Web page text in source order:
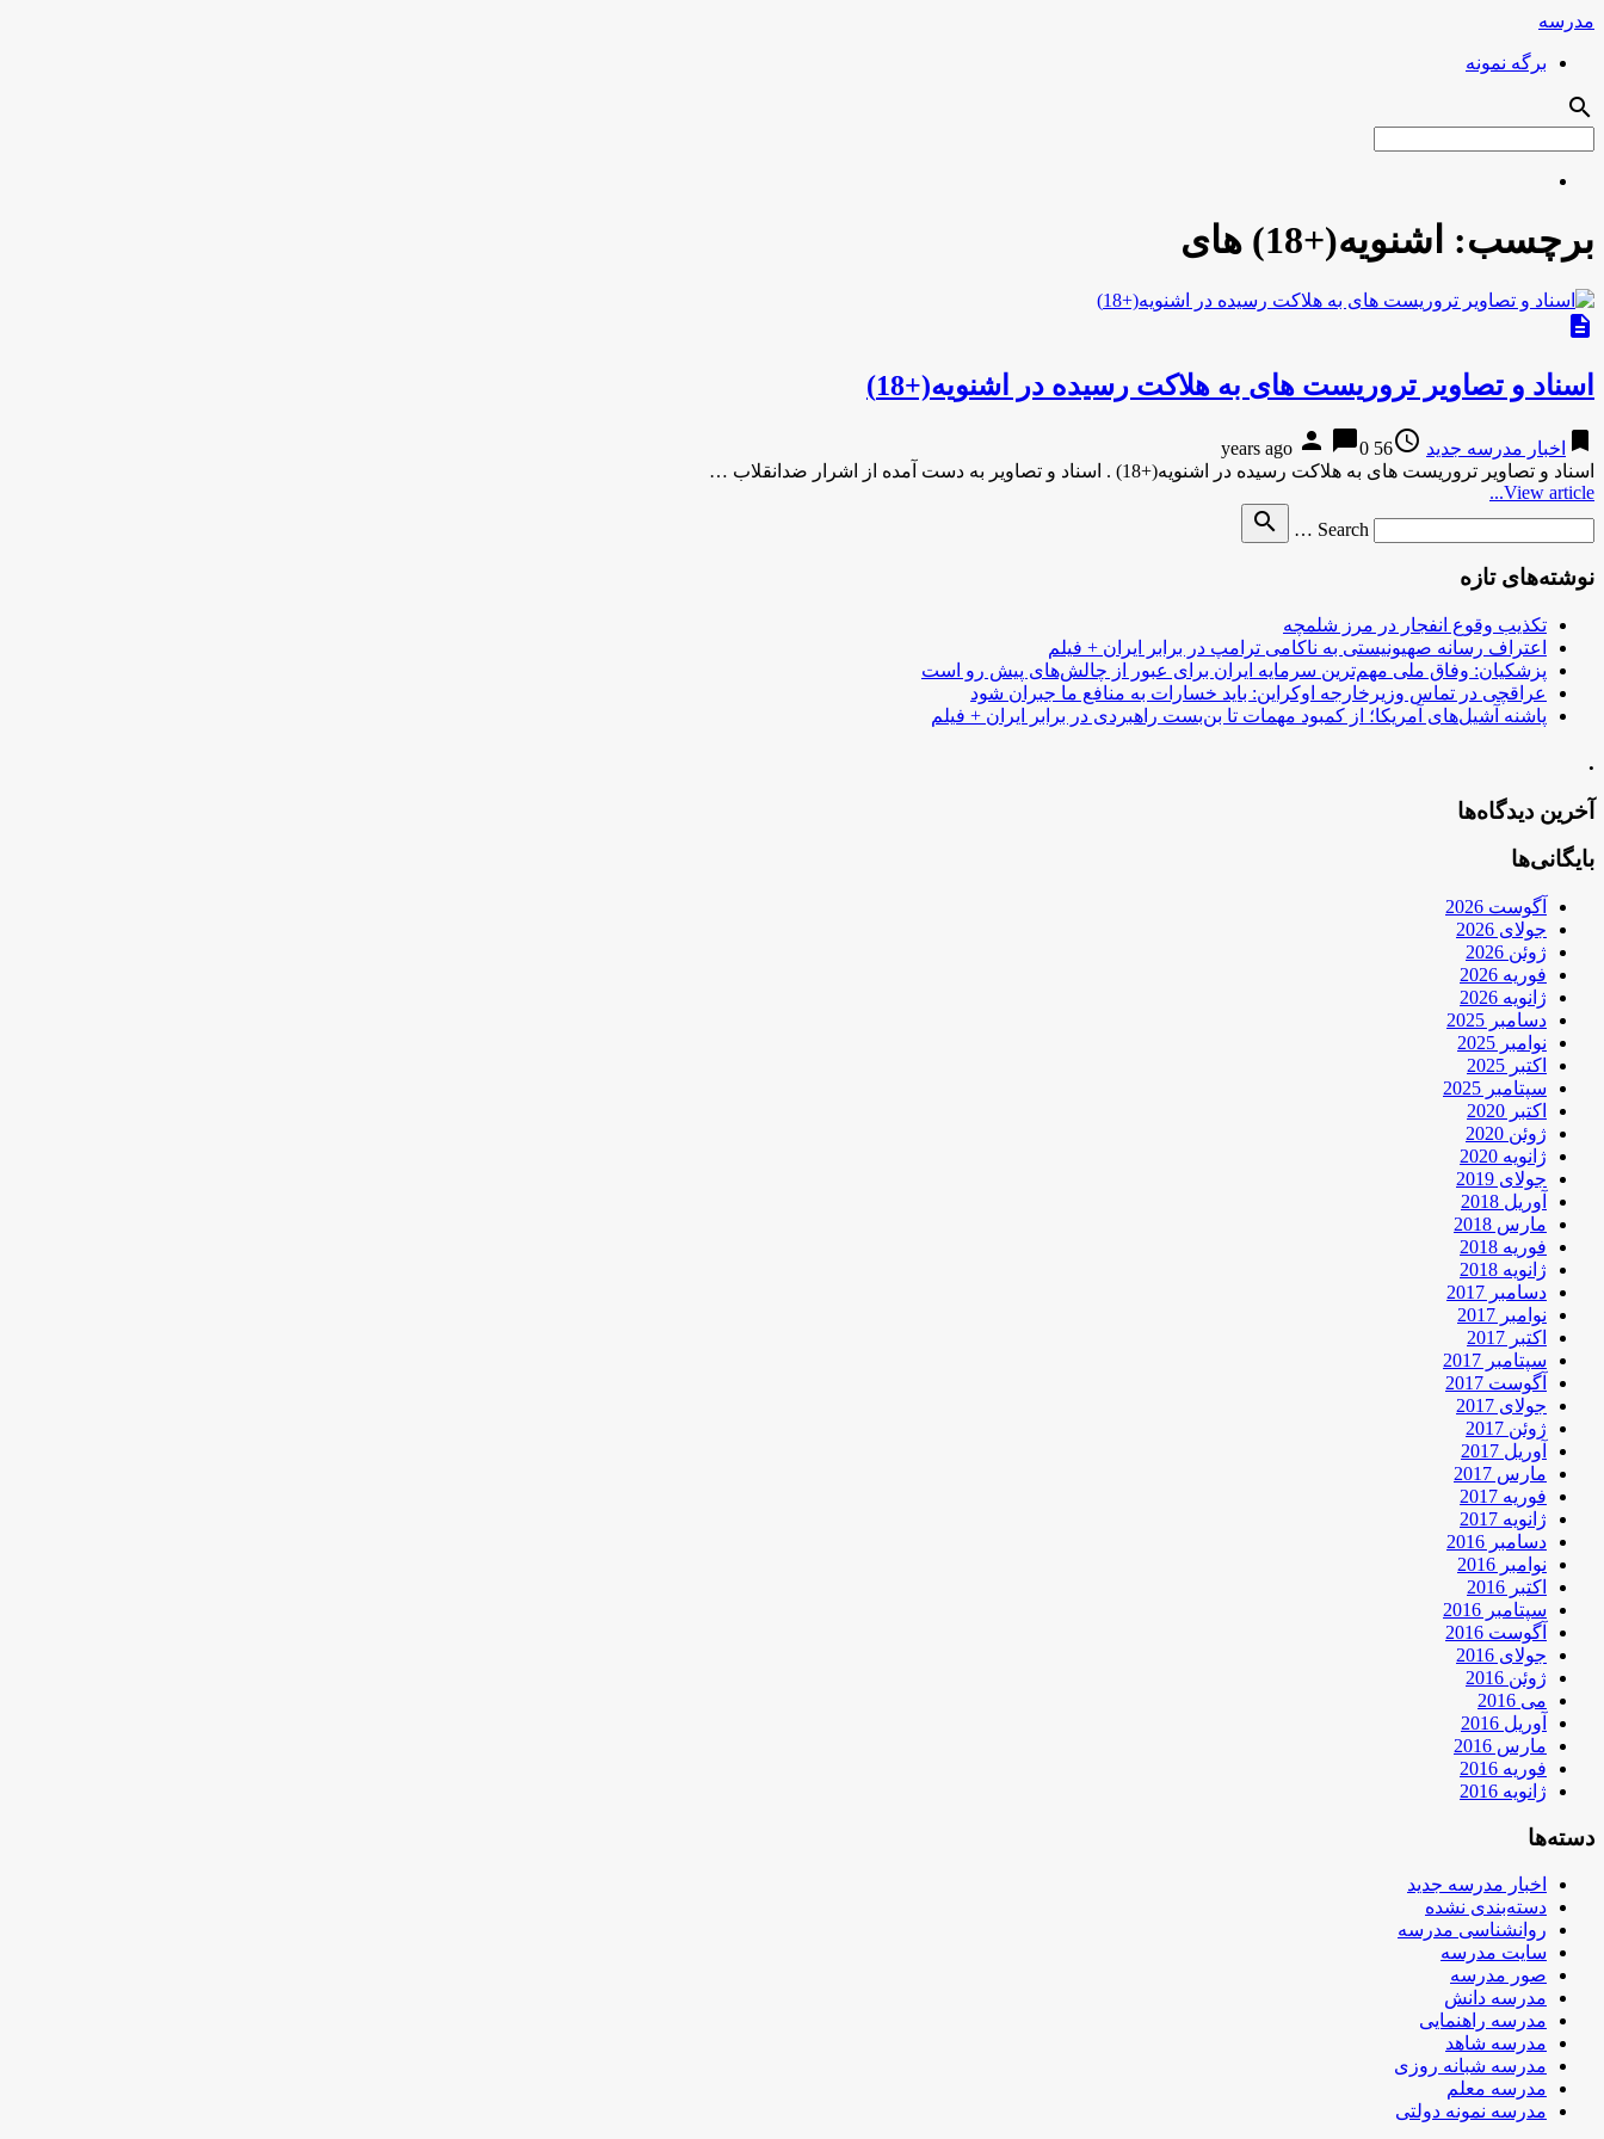
مدرسه
برگه نمونه
search
برچسب: اشنویه(+18) های
description
اسناد و تصاویر تروریست های به هلاکت رسیده در اشنویه(+18)
bookmark اخبار مدرسه جدید access_time
56 years ago
person chat_bubble0
اسناد و تصاویر تروریست های به هلاکت رسیده در اشنویه(+18) . اسناد و تصاویر به دست آمده از اشرار ضدانقلاب …
View article...
Search …
search
نوشته‌های تازه
تکذیب وقوع انفجار در مرز شلمچه
اعتراف رسانه صهیونیستی به ناکامی ترامپ در برابر ایران + فیلم
پزشکیان: وفاق ملی مهم‌ترین سرمایه ایران برای عبور از چالش‌های پیش رو است
عراقچی در تماس وزیرخارجه اوکراین: باید خسارات به منافع ما جبران شود
پاشنه آشیل‌های آمریکا؛ از کمبود مهمات تا بن‌بست راهبردی در برابر ایران + فیلم
.
آخرین دیدگاه‌ها
بایگانی‌ها
آگوست 2026
جولای 2026
ژوئن 2026
فوریه 2026
ژانویه 2026
دسامبر 2025
نوامبر 2025
اکتبر 2025
سپتامبر 2025
اکتبر 2020
ژوئن 2020
ژانویه 2020
جولای 2019
آوریل 2018
مارس 2018
فوریه 2018
ژانویه 2018
دسامبر 2017
نوامبر 2017
اکتبر 2017
سپتامبر 2017
آگوست 2017
جولای 2017
ژوئن 2017
آوریل 2017
مارس 2017
فوریه 2017
ژانویه 2017
دسامبر 2016
نوامبر 2016
اکتبر 2016
سپتامبر 2016
آگوست 2016
جولای 2016
ژوئن 2016
می 2016
آوریل 2016
مارس 2016
فوریه 2016
ژانویه 2016
دسته‌ها
اخبار مدرسه جدید
دسته‌بندی نشده
روانشناسی مدرسه
سایت مدرسه
صور مدرسه
مدرسه دانش
مدرسه راهنمایی
مدرسه شاهد
مدرسه شبانه روزی
مدرسه معلم
مدرسه نمونه دولتی